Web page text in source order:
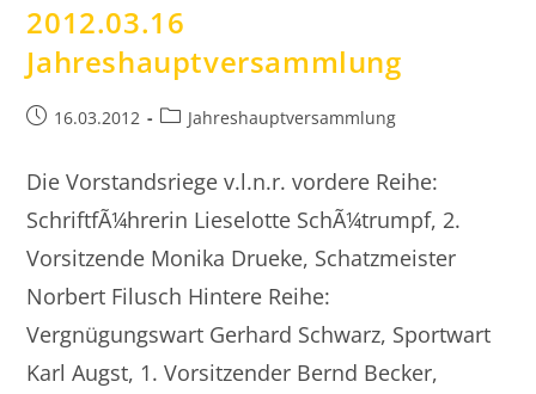
2012.03.16
Jahreshauptversammlung
Beitrag16.03.2012
Beitrags-
Jahreshauptversammlung
Die Vorstandsriege v.l.n.r. vordere Reihe:
SchriftfÃ¼hrerin Lieselotte SchÃ¼trumpf, 2.
Vorsitzende Monika Drueke, Schatzmeister
Norbert Filusch Hintere Reihe:
Vergnügungswart Gerhard Schwarz, Sportwart
Karl Augst, 1. Vorsitzender Bernd Becker,